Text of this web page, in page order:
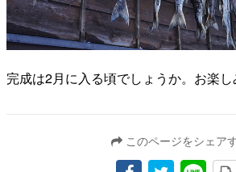
完成は2月に入る頃でしょうか。お楽し
このページをシェア